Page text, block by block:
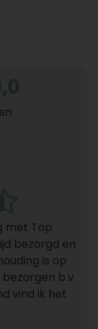
met Top
bezorgd en
is op
b.v.
vind ik het